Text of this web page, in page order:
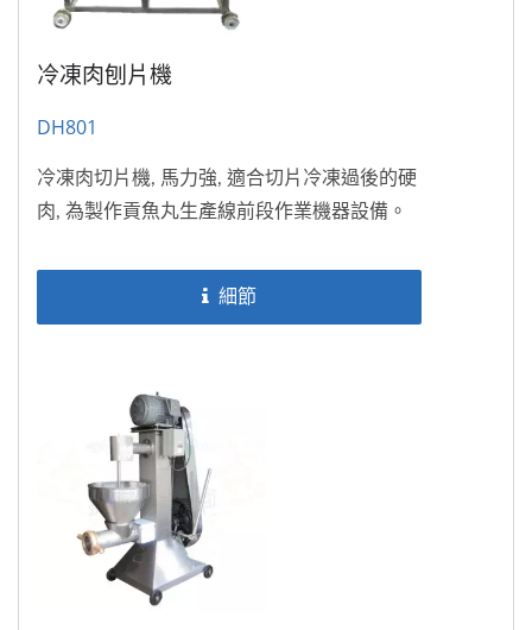
冷凍肉刨片機
DH801
冷凍肉切片機, 馬力強, 適合切片冷凍過後的硬
肉, 為製作貢魚丸生產線前段作業機器設備。
細節